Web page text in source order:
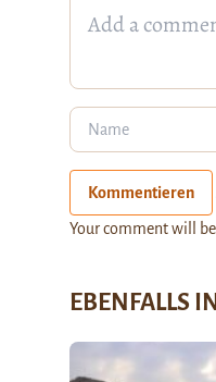
Kommentieren
Your comment will
EBENFALLS